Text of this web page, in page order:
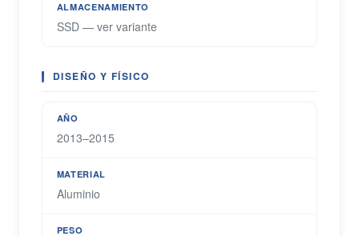
ALMACENAMIENTO
SSD — ver variante
DISEÑO Y FÍSICO
AÑO
2013–2015
MATERIAL
Aluminio
PESO